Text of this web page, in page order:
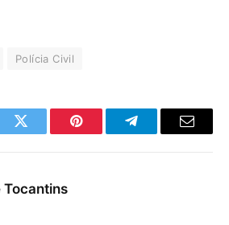
Polícia Civil
Twitter Pinterest TelegramaE-
Tocantins